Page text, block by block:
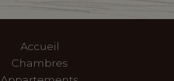
Accueil
Chambres